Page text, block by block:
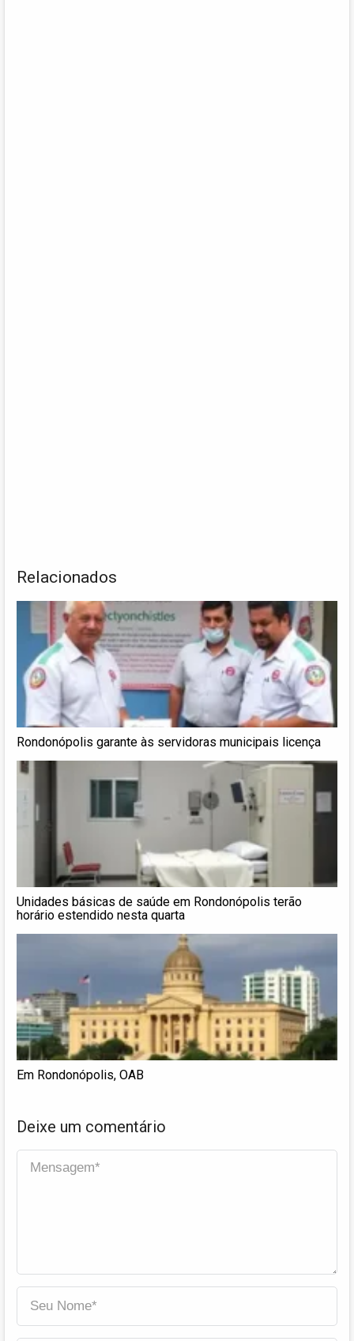
Relacionados
Rondonópolis garante às servidoras municipais licença
Unidades básicas de saúde em Rondonópolis terão
horário estendido nesta quarta
Em Rondonópolis, OAB
Deixe um comentário